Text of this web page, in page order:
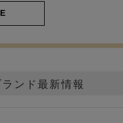
ンド最新情報